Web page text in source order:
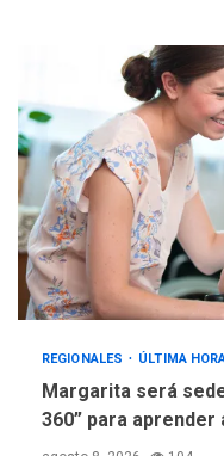
REGIONALES ÚLTIMA
Margarita será
360” para